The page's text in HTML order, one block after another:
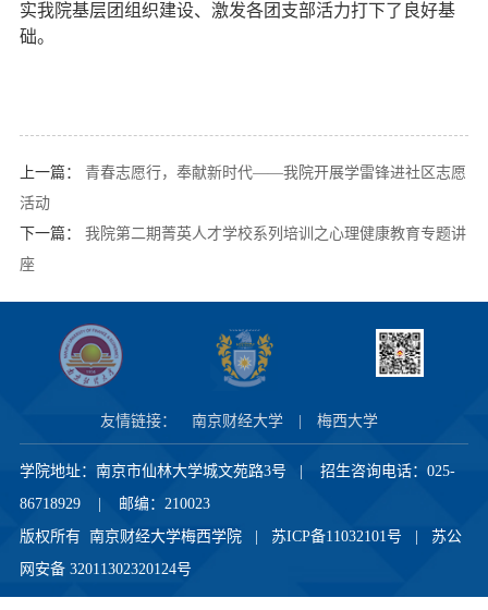
实我院基层团组织建设、激发各团支部活力打下了良好基
础。
上一篇： 青春志愿行，奉献新时代——我院开展学雷锋进社区志愿
活动
下一篇： 我院第二期菁英人才学校系列培训之心理健康教育专题讲
座
友情链接： 南京财经大学 梅西大学
学院地址：南京市仙林大学城文苑路3号 | 招生咨询电话：025-
86718929 | 邮编：210023
版权所有 南京财经大学梅西学院 | 苏ICP备11032101号
苏公
网安备 32011302320124号